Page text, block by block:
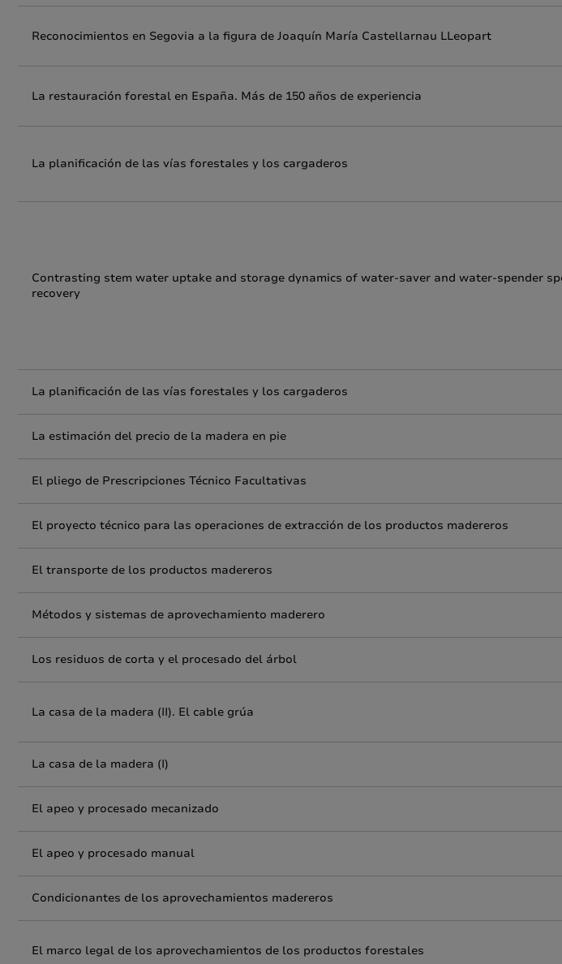
Reconocimientos en Segovia a la figura de Joaquín María Castellarnau LLeopart
La restauración forestal en España. Más de 150 años de experiencia
La planificación de las vías forestales y los cargaderos
Contrasting stem water uptake and storage dynamics of water-saver and water-spender
recovery
La planificación de las vías forestales y los cargaderos
La estimación del precio de la madera en pie
El pliego de Prescripciones Técnico Facultativas
El proyecto técnico para las operaciones de extracción de los productos madereros
El transporte de los productos madereros
Métodos y sistemas de aprovechamiento maderero
Los residuos de corta y el procesado del árbol
La casa de la madera (II). El cable grúa
La casa de la madera (I)
El apeo y procesado mecanizado
El apeo y procesado manual
Condicionantes de los aprovechamientos madereros
El marco legal de los aprovechamientos de los productos forestales